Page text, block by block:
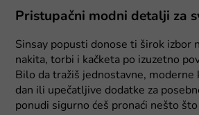
Pristupačni modni detalji za
Sinsay popusti donose ti širok izbor
nakita, torbi i kačketa po izuzetno
Bilo da tražiš jednostavne, moderne
dan ili upečatljive dodatke za
ponudi sigurno ćeš pronaći nešto